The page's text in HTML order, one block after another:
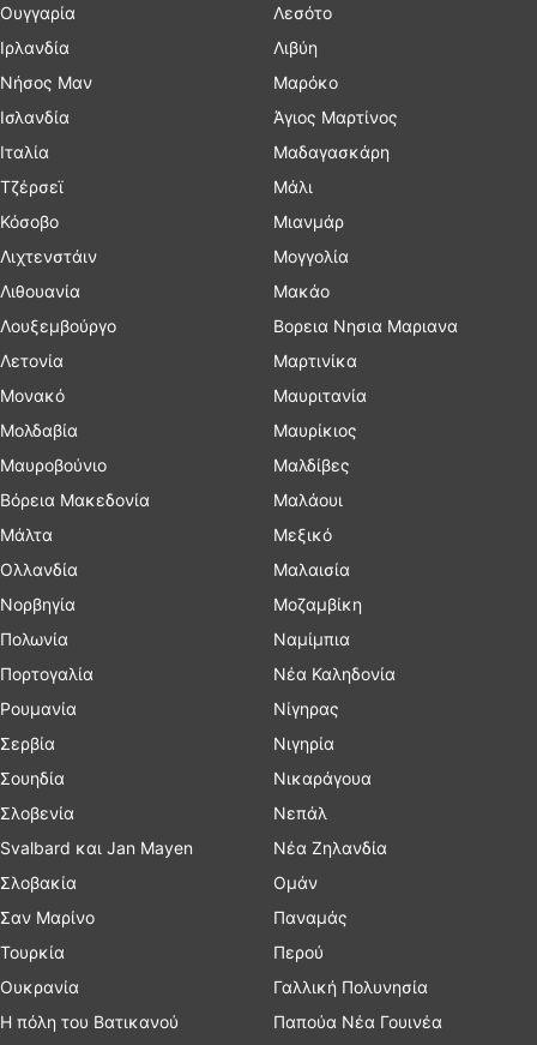
Ουγγαρία
Ιρλανδία
Νήσος Μαν
Ισλανδία
Ιταλία
Τζέρσεϊ
Κόσοβο
Λιχτενστάιν
Λιθουανία
Λουξεμβούργο
Λετονία
Μονακό
Μολδαβία
Μαυροβούνιο
Βόρεια Μακεδονία
Μάλτα
Ολλανδία
Νορβηγία
Πολωνία
Πορτογαλία
Ρουμανία
Σερβία
Σουηδία
Σλοβενία
Svalbard και Jan Mayen
Σλοβακία
Σαν Μαρίνο
Τουρκία
Ουκρανία
Η πόλη του Βατικανού
Λεσότο
Λιβύη
Μαρόκο
Άγιος Μαρτίνος
Μαδαγασκάρη
Μάλι
Μιανμάρ
Μογγολία
Μακάο
Βορεια Νησια Μαριανα
Μαρτινίκα
Μαυριτανία
Μαυρίκιος
Μαλδίβες
Μαλάουι
Μεξικό
Μαλαισία
Μοζαμβίκη
Ναμίμπια
Νέα Καληδονία
Νίγηρας
Νιγηρία
Νικαράγουα
Νεπάλ
Νέα Ζηλανδία
Ομάν
Παναμάς
Περού
Γαλλική Πολυνησία
Παπούα Νέα Γουινέα